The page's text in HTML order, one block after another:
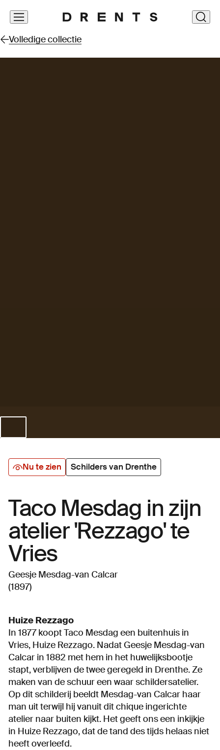
Navigatie
Volledige collectie
Nu te zien Schilders van Drenthe
Taco Mesdag in zijn
atelier 'Rezzago' te
Vries
Geesje Mesdag-van Calcar
(1897)
Huize Rezzago
In 1877 koopt Taco Mesdag een buitenhuis in
Vries, Huize Rezzago. Nadat Geesje Mesdag-van
Calcar in 1882 met hem in het huwelijksbootje
stapt, verblijven de twee geregeld in Drenthe. Ze
maken van de schuur een waar schildersatelier.
Op dit schilderij beeldt Mesdag-van Calcar haar
man uit terwijl hij vanuit dit chique ingerichte
atelier naar buiten kijkt. Het geeft ons een inkijkje
in Huize Rezzago, dat de tand des tijds helaas niet
heeft overleefd.